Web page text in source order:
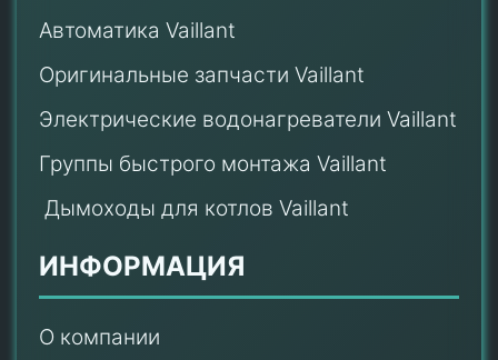
Автоматика Vaillant
Оригинальные запчасти Vaillant
Электрические водонагреватели Vaillant
Группы быстрого монтажа Vaillant
Дымоходы для котлов Vaillant
ИНФОРМАЦИЯ
О компании